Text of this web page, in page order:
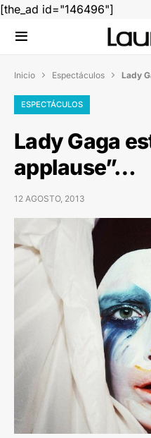
[the_ad id="146496"]
Inicio  Espectáculos  Lady
ESPECTÁCULOS
Lady Gaga
applause”…
12 AGOSTO, 2013